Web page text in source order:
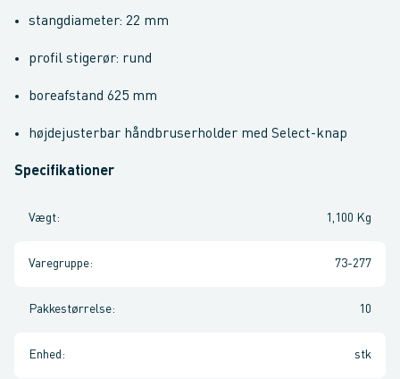
stangdiameter: 22 mm
profil stigerør: rund
boreafstand 625 mm
højdejusterbar håndbruserholder med Select-knap
Specifikationer
Vægt: 1,100 Kg
Varegruppe: 73-277
Pakkestørrelse: 10
Enhed : stk